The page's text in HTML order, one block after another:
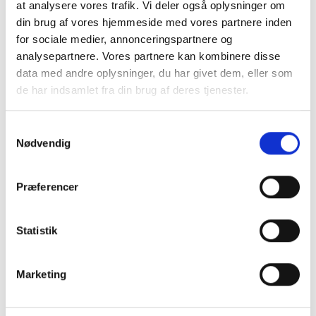
at analysere vores trafik. Vi deler også oplysninger om
din brug af vores hjemmeside med vores partnere inden
for sociale medier, annonceringspartnere og
analysepartnere. Vores partnere kan kombinere disse
data med andre oplysninger, du har givet dem, eller som
de har indsamlet fra din brug af deres tjenester.
Nødvendig
Præferencer
Statistik
Marketing
Køb trygt hos
GreenMind